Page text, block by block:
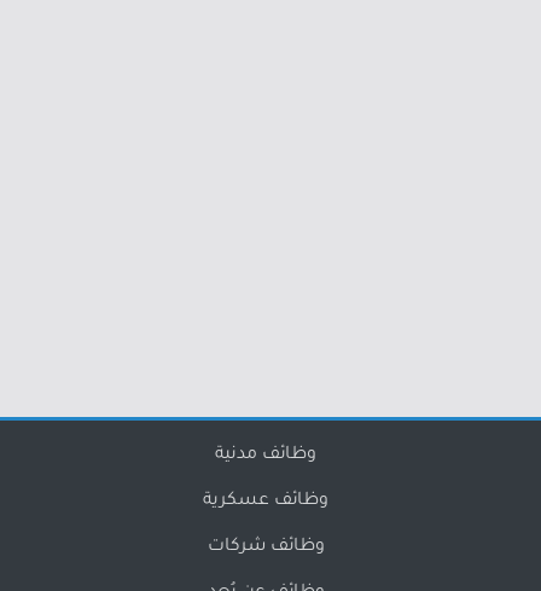
وظائف مدنية
وظائف عسكرية
وظائف شركات